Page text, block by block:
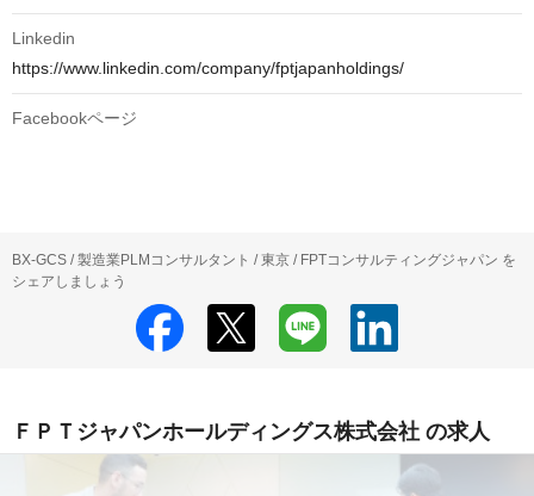
Linkedin
https://www.linkedin.com/company/fptjapanholdings/
Facebookページ
BX-GCS / 製造業PLMコンサルタント / 東京 / FPTコンサルティングジャパン を
シェアしましょう
ＦＰＴジャパンホールディングス株式会社 の求人